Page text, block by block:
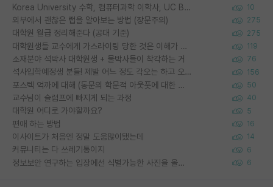
Korea University 수학, 컴퓨터과학 이학사, UC Berkeley 산업공학 대학원 공학박사가 되는 것은 쉽지 않겠죠? 10
외부에서 괜찮은 랩을 알아보는 방법 (장문주의) 275
대학원 월급 정리해준다 (공대 기준) 275
대학원생들 교수에게 가스라이팅 당한 것은 이해가 갑니다. 안타깝네요. 119
소재분야 석박사 대학원생 + 물박사들이 착각하는 거 76
석사입학예정생 분들! 제발 어느 정도 각오는 하고 오세요. 156
포스텍 억까에 대해 (동문의 학문적 아웃풋에 대한 반박) 50
교수님이 슬럼프에 빠지게 되는 과정 40
대학원 어디로 가야할까요? 5
편애 하는 방법 16
이사이트가 처음엔 정말 도움많이됐는데 14
커뮤니티는 다 쓰레기통이지 6
정보보안 연구하는 입장에선 식별가능한 사진을 올리는건 비추이긴함 6